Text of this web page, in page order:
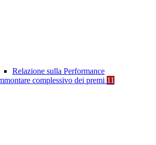
Relazione sulla Performance
complessivo dei premi 11